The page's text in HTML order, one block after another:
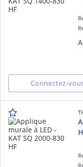
Connectez-